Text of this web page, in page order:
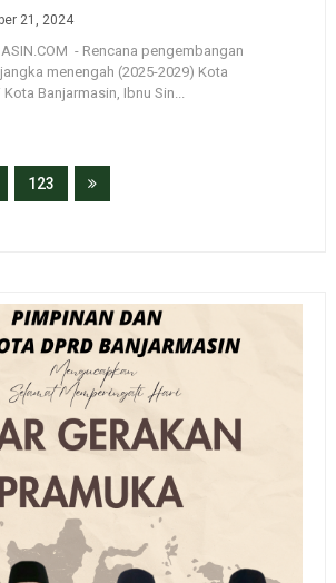
21, 2024
- Rencana pengembangan
menengah (2025-2029) Kota
Banjarmasin, Ibnu Sin...
123